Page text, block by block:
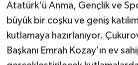
Atatürk'ü Anma, Gençlik ve
büyük bir coşku ve geniş
kutlamaya hazırlanıyor.
Başkanı Emrah Kozay'ın ev